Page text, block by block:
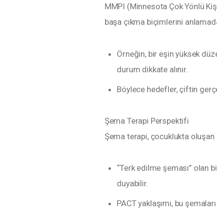
MMPI (Minnesota Çok Yönlü
başa çıkma biçimlerini
Örneğin, bir eşin yüksek
durum dikkate alınır.
Böylece hedefler, çiftin
Şema Terapi Perspektifi
Şema terapi, çocuklukta oluşan
“Terk edilme şeması” olan
duyabilir.
PACT yaklaşımı, bu